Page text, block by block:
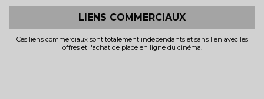
LIENS COMMERCIAUX
Ces liens commerciaux sont totalement indépendants et sans lien avec les
offres et l'achat de place en ligne du cinéma.